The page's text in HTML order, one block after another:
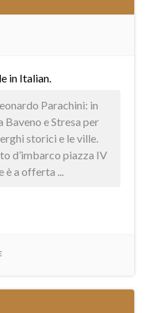
in Italian.
Parachini: in
e Stresa per
storici e le ville.
d’imbarco piazza IV
è a offerta ...